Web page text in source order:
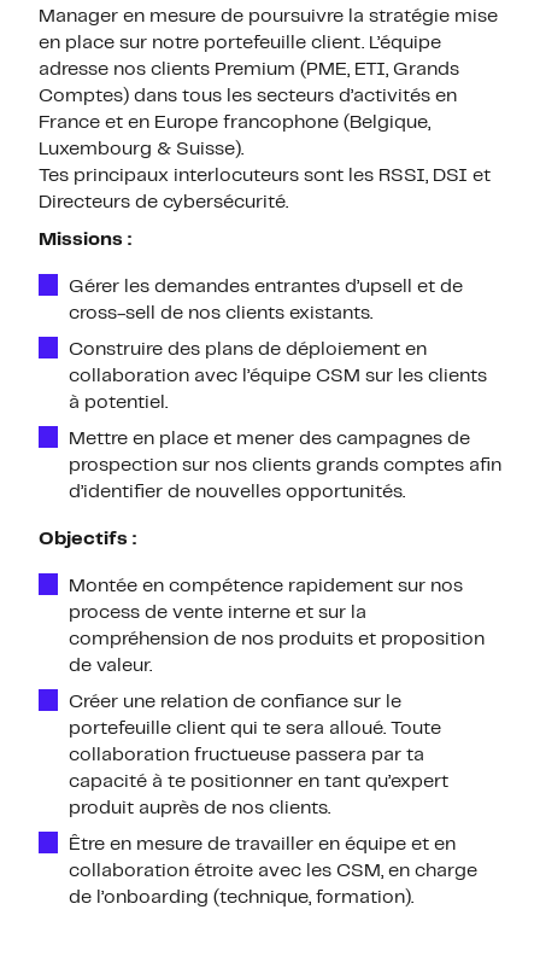
Manager en mesure de poursuivre la stratégie mise
en place sur notre portefeuille client. L’équipe
adresse nos clients Premium (PME, ETI, Grands
Comptes) dans tous les secteurs d’activités en
France et en Europe francophone (Belgique,
Luxembourg & Suisse).
Tes principaux interlocuteurs sont les RSSI, DSI et
Directeurs de cybersécurité.
Missions :
Gérer les demandes entrantes d’upsell et de
cross-sell de nos clients existants.
Construire des plans de déploiement en
collaboration avec l’équipe CSM sur les clients
à potentiel.
Mettre en place et mener des campagnes de
prospection sur nos clients grands comptes afin
d’identifier de nouvelles opportunités.
Objectifs :
Montée en compétence rapidement sur nos
process de vente interne et sur la
compréhension de nos produits et proposition
de valeur.
Créer une relation de confiance sur le
portefeuille client qui te sera alloué. Toute
collaboration fructueuse passera par ta
capacité à te positionner en tant qu’expert
produit auprès de nos clients.
Être en mesure de travailler en équipe et en
collaboration étroite avec les CSM, en charge
de l’onboarding (technique, formation).